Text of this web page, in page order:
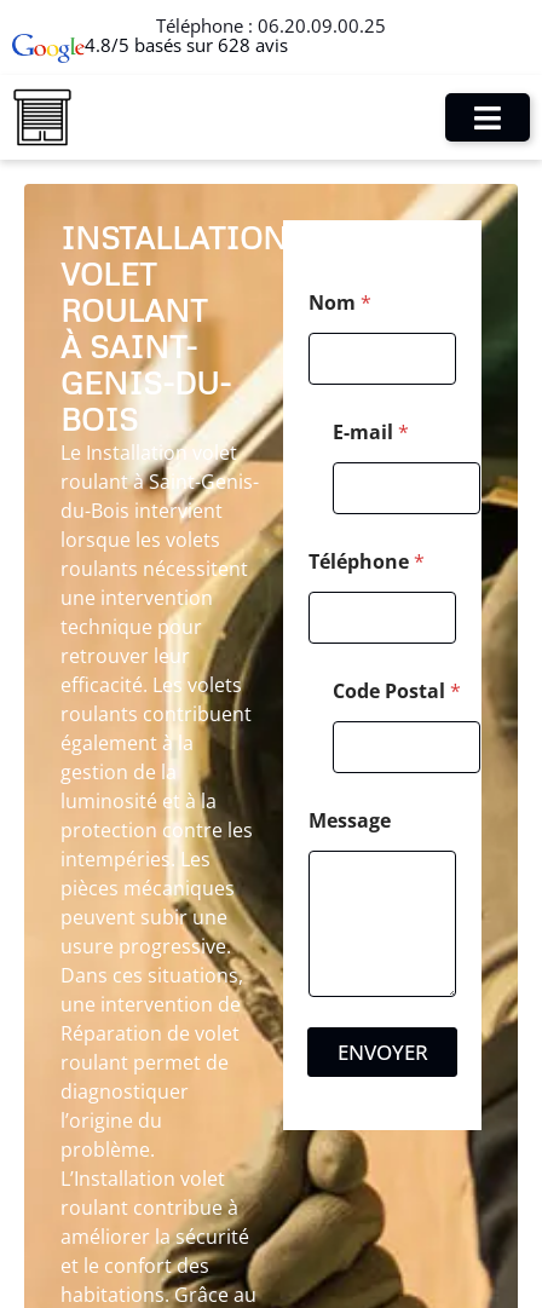
Téléphone : 06.20.09.00.25
4.8/5 basés sur 628 avis
INSTALLATION
VOLET
ROULANT
À SAINT-
GENIS-DU-
BOIS
Le Installation volet
roulant à Saint-Genis-
du-Bois intervient
lorsque les volets
roulants nécessitent
une intervention
technique pour
retrouver leur
efficacité. Les volets
roulants contribuent
également à la
gestion de la
luminosité et à la
protection contre les
intempéries. Les
pièces mécaniques
peuvent subir une
usure progressive.
Dans ces situations,
une intervention de
Réparation de volet
roulant permet de
diagnostiquer
l’origine du
problème.
L’Installation volet
roulant contribue à
améliorer la sécurité
et le confort des
habitations. Grâce au
Nom *
*
E-mail *
Téléphone*
Code Postal *
Message
ENVOYER